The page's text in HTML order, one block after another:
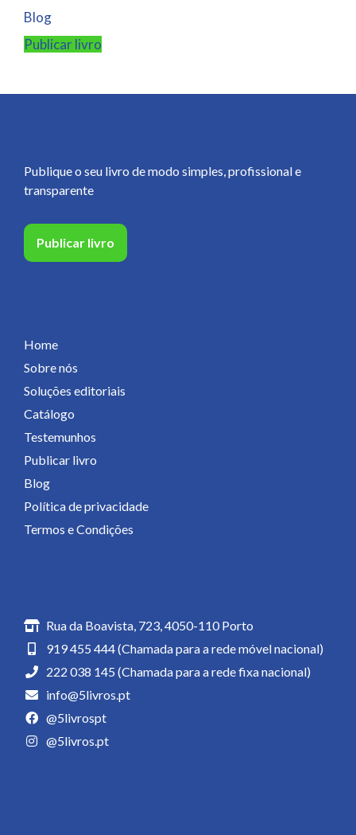
Blog
Publicar livro
Publique o seu livro de modo simples, profissional e
transparente
Publicar livro
Home
Sobre nós
Soluções editoriais
Catálogo
Testemunhos
Publicar livro
Blog
Política de privacidade
Termos e Condições
Rua da Boavista, 723, 4050-110 Porto
919 455 444 (Chamada para a rede móvel nacional)
222 038 145 (Chamada para a rede fixa nacional)
info@5livros.pt
@5livrospt
@5livros.pt